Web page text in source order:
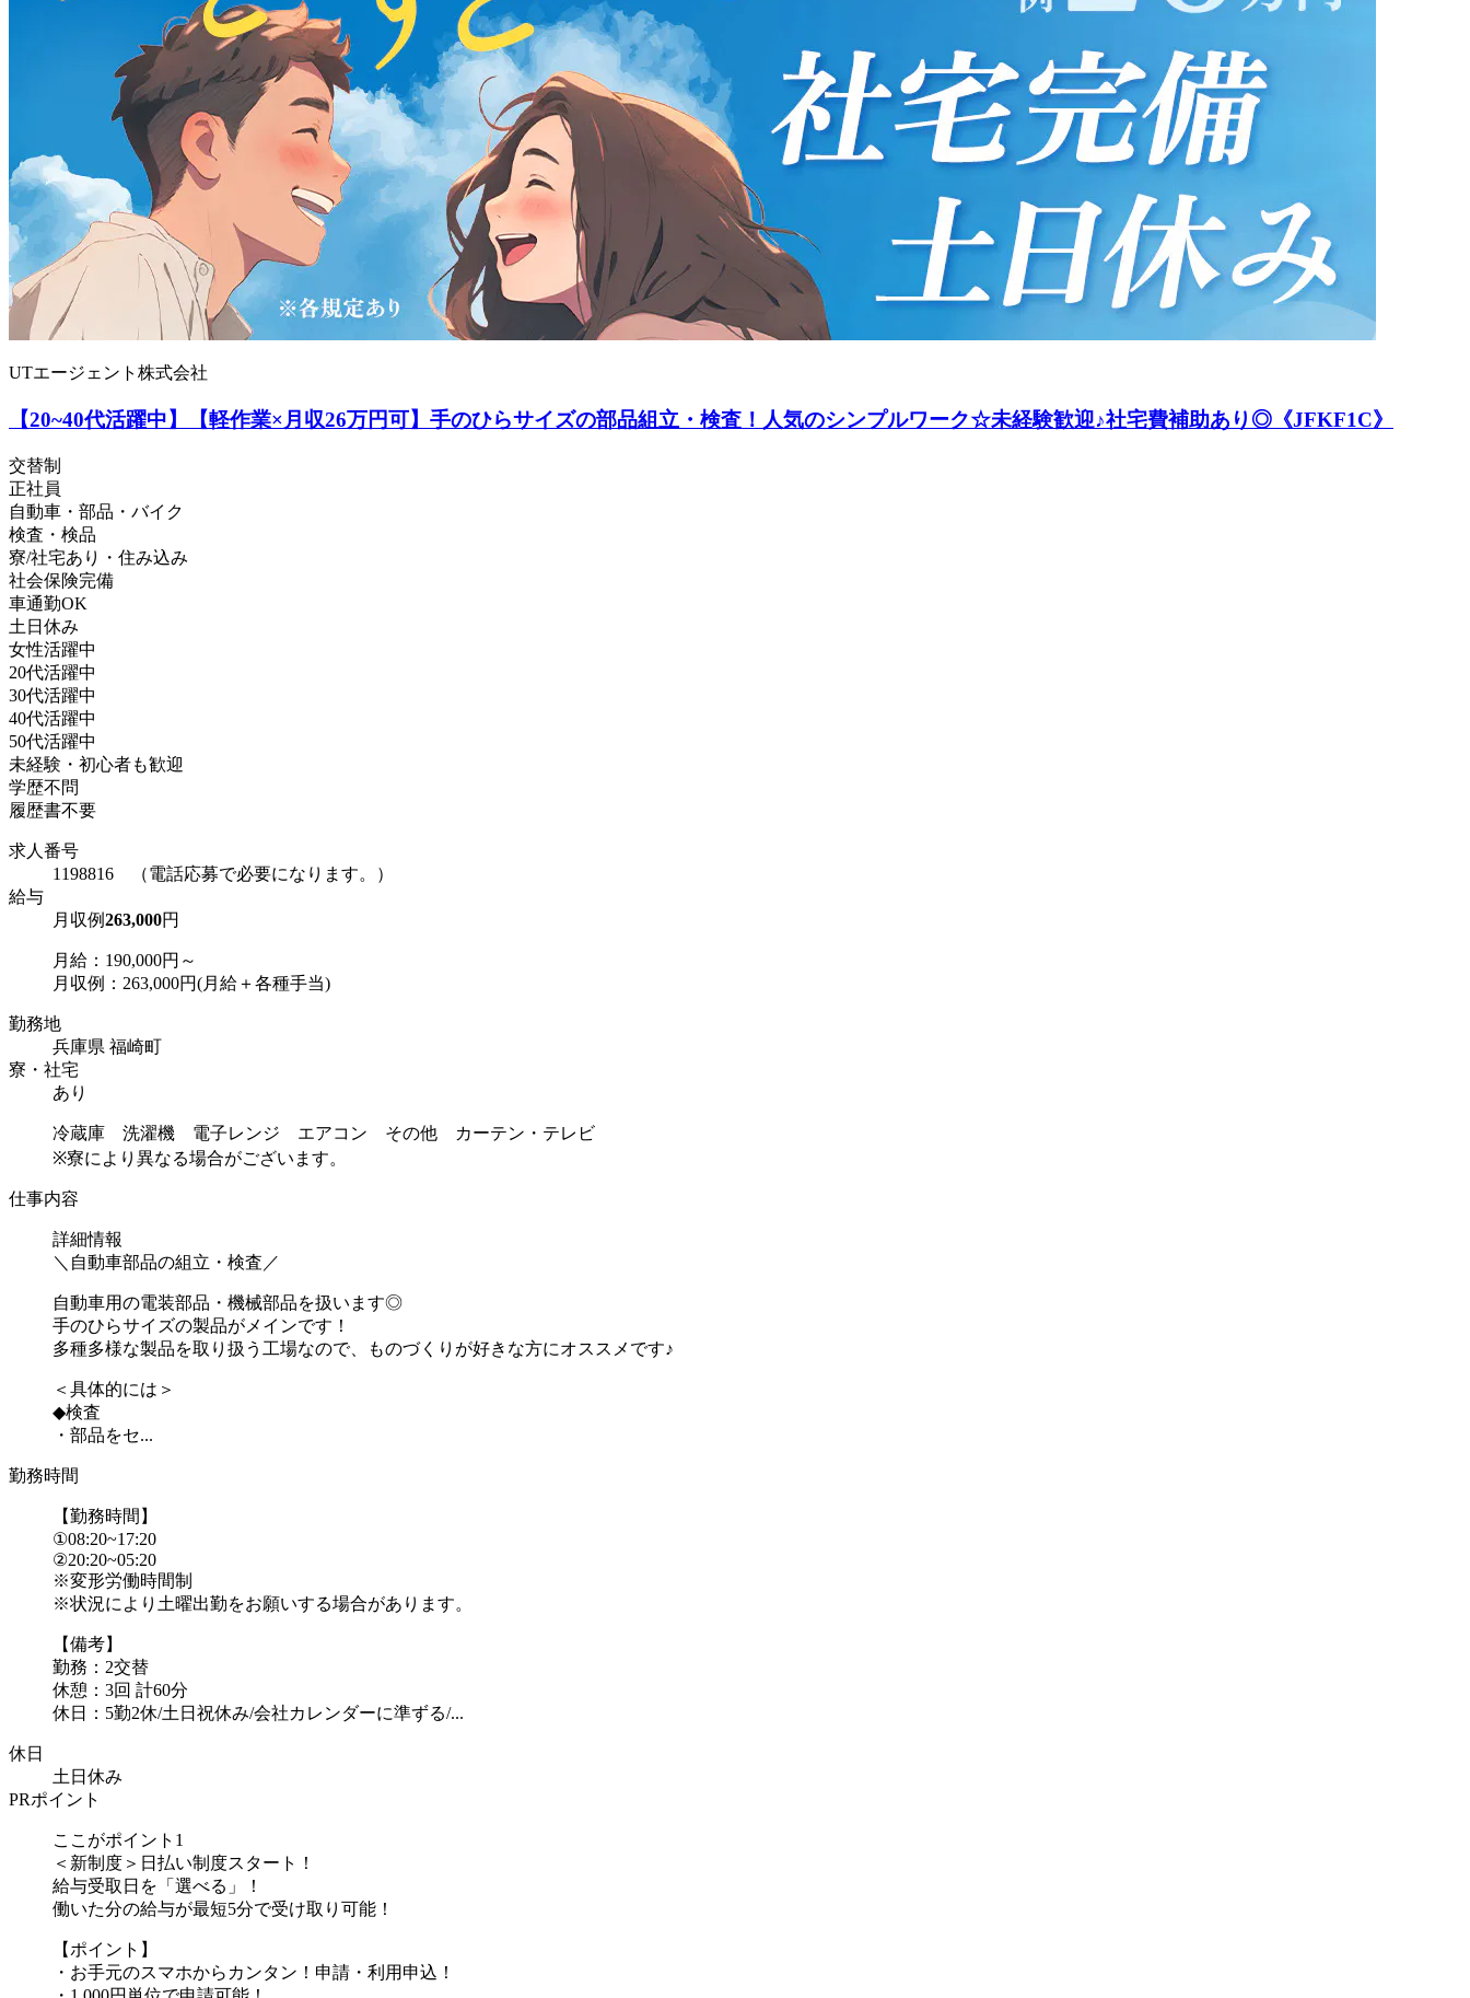
UTエージェント株式会社
【20~40代活躍中】【軽作業×月収26万円可】手のひらサイズの部品組立・検査！人気のシンプルワーク☆未経験歓迎♪社宅費補助あり◎《JFKF1C》
交替制
正社員
自動車・部品・バイク
検査・検品
寮/社宅あり・住み込み
社会保険完備
車通勤OK
土日休み
女性活躍中
20代活躍中
30代活躍中
40代活躍中
50代活躍中
未経験・初心者も歓迎
学歴不問
履歴書不要
求人番号
1198816 （電話応募で必要になります。）
給与
月収例263,000円
月給：190,000円～
月収例：263,000円(月給＋各種手当)
勤務地
兵庫県 福崎町
寮・社宅
あり
冷蔵庫 洗濯機 電子レンジ エアコン その他 カーテン・テレビ
※寮により異なる場合がございます。
仕事内容
詳細情報
＼自動車部品の組立・検査／
自動車用の電装部品・機械部品を扱います◎
手のひらサイズの製品がメインです！
多種多様な製品を取り扱う工場なので、ものづくりが好きな方にオススメです♪
＜具体的には＞
◆検査
・部品をセ...
勤務時間
【勤務時間】
①08:20~17:20
②20:20~05:20
※変形労働時間制
※状況により土曜出勤をお願いする場合があります。
【備考】
勤務：2交替
休憩：3回 計60分
休日：5勤2休/土日祝休み/会社カレンダーに準ずる/...
休日
土日休み
PRポイント
ここがポイント1
＜新制度＞日払い制度スタート！
給与受取日を「選べる」！
働いた分の給与が最短5分で受け取り可能！
【ポイント】
・お手元のスマホからカンタン！申請・利用申込！